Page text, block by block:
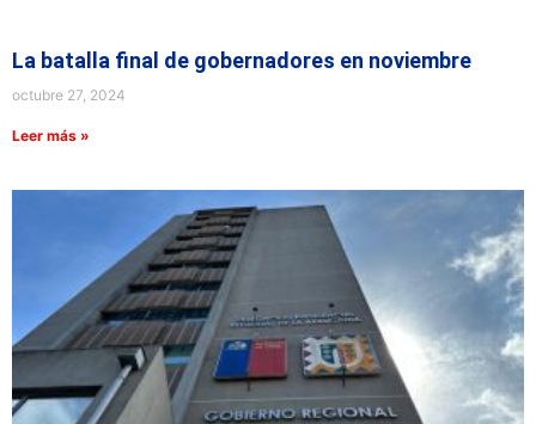
La batalla final de gobernadores en noviembre
octubre 27, 2024
Leer más »